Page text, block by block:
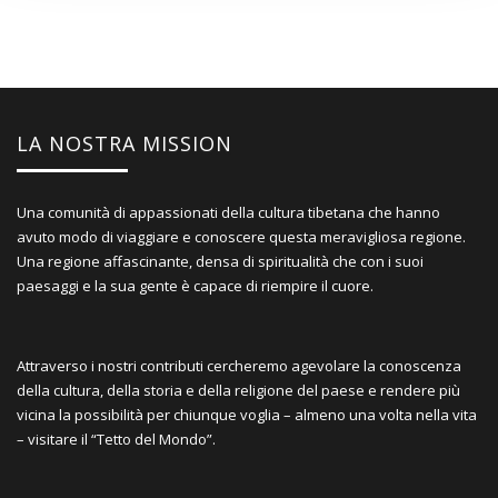
LA NOSTRA MISSION
Una comunità di appassionati della cultura tibetana che hanno
avuto modo di viaggiare e conoscere questa meravigliosa regione.
Una regione affascinante, densa di spiritualità che con i suoi
paesaggi e la sua gente è capace di riempire il cuore.
Attraverso i nostri contributi cercheremo agevolare la conoscenza
della cultura, della storia e della religione del paese e rendere più
vicina la possibilità per chiunque voglia – almeno una volta nella vita
– visitare il “Tetto del Mondo”.